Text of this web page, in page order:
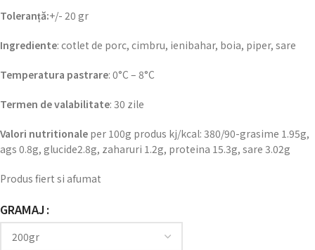
Toleranță:+/- 20 gr
Ingrediente: cotlet de porc, cimbru, ienibahar, boia, piper, sare
Temperatura pastrare: 0°C – 8°C
Termen de valabilitate: 30 zile
Valori nutritionale per 100g produs kj/kcal: 380/90-grasime 1.95g,
ags 0.8g, glucide2.8g, zaharuri 1.2g, proteina 15.3g, sare 3.02g
Produs fiert si afumat
GRAMAJ